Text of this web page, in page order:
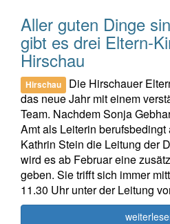
Aller guten Dinge
gibt es drei Eltern-
Hirschau
Hirschau
Die Hirschauer
das neue Jahr mit einem
Team. Nachdem Sonja
Amt als Leiterin
Kathrin Stein die Leitung der
wird es ab Februar eine
geben. Sie trifft sich immer
11.30 Uhr unter der Leitung